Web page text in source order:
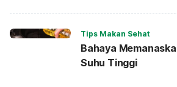
Tips Makan Sehat
Bahaya
Suhu Tinggi